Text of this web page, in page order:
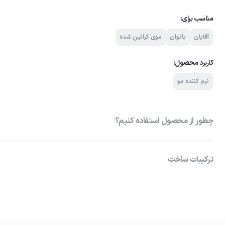
مناسب برای:
آقایان بانوان موی کراتین شده
کاربرد محصول:
نرم کننده مو
چطور از محصول استفاده کنیم؟
ترکیبات ساخت